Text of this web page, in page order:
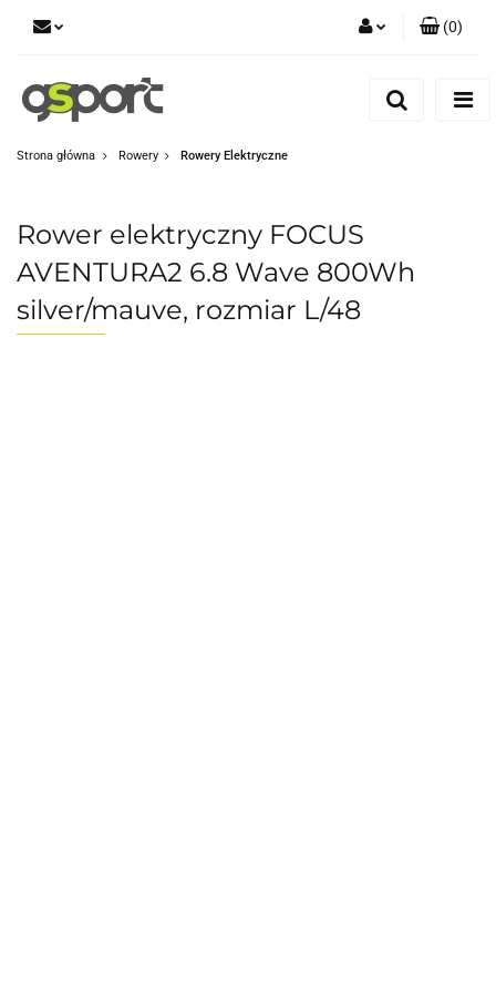
Dodaj zgłoszenie
(0)
Strona główna Rowery Rowery Elektryczne
Rower elektryczny FOCUS
AVENTURA2 6.8 Wave 800Wh
silver/mauve, rozmiar L/48